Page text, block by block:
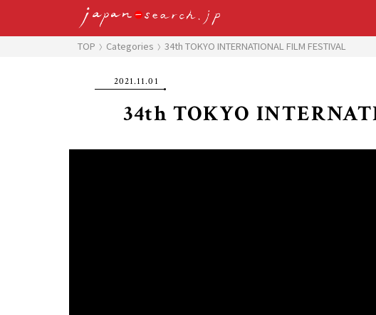
TOP Categories 34th TOKYO INTERNATIONAL FILM FESTIVAL
2021.11.01
34th TOKYO